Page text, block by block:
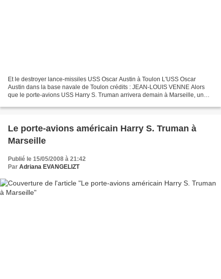
Et le destroyer lance-missiles USS Oscar Austin à Toulon L'USS Oscar
Austin dans la base navale de Toulon crédits : JEAN-LOUIS VENNE Alors
que le porte-avions USS Harry S. Truman arrivera demain à Marseille, un
Le porte-avions américain Harry S. Truman à
Marseille
Publié le 15/05/2008 à 21:42
Par Adriana EVANGELIZT